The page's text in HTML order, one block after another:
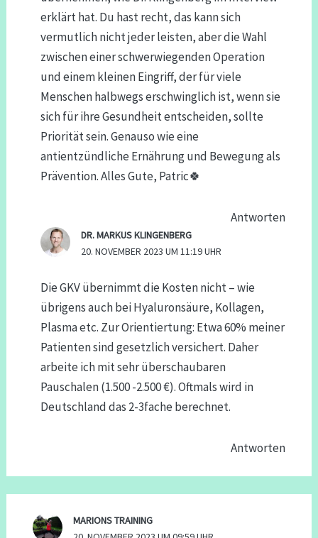
erklärt hat. Du hast recht, das kann sich
vermutlich nicht jeder leisten, aber die Wahl
zwischen einer schwerwiegenden Operation
und einem kleinen Eingriff, der für viele
Menschen halbwegs erschwinglich ist, wenn sie
sich für ihre Gesundheit entscheiden, sollte
Priorität sein. Genauso wie eine
antientzündliche Ernährung und Bewegung als
Prävention. Alles Gute, Patric🍀
Antworten
DR. MARKUS KLINGENBERG
20. NOVEMBER 2023 UM 11:19 UHR
Die GKV übernimmt die Kosten nicht – wie
übrigens auch bei Hyaluronsäure, Kollagen,
Plasma etc. Zur Orientiertung: Etwa 60% meiner
Patienten sind gesetzlich versichert. Daher
arbeite ich mit sehr überschaubaren
Pauschalen (1.500 -2.500 €). Oftmals wird in
Deutschland das 2-3fache berechnet.
Antworten
MARIONS TRAINING